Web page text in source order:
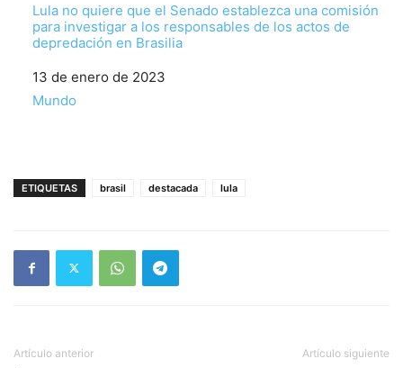
Lula no quiere que el Senado establezca una comisión
para investigar a los responsables de los actos de
depredación en Brasilia
Fecha
13 de enero de 2023
Respecto a
Mundo
ETIQUETAS brasil destacada lula
Artículo anterior Artículo siguiente